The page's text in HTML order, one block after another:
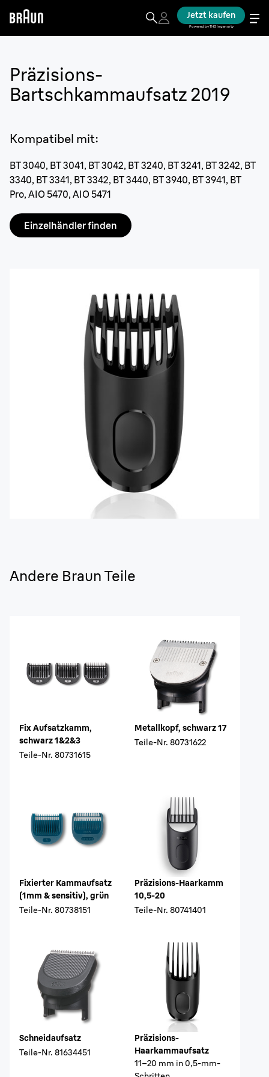
Jetzt kaufen
Powered by THG Ingenuity
Präzisions-
Bartschkammaufsatz 2019
Kompatibel mit:
BT 3040, BT 3041, BT 3042, BT 3240, BT 3241, BT 3242, BT
3340, BT 3341, BT 3342, BT 3440, BT 3940, BT 3941, BT
Pro, AIO 5470, AIO 5471
Einzelhändler finden
Andere Braun Teile
Fix Aufsatzkamm,
schwarz 1&2&3
Teile-Nr. 80731615
Metallkopf, schwarz 17
Teile-Nr. 80731622
Fixierter Kammaufsatz
(1mm & sensitiv), grün
Teile-Nr. 80738151
Präzisions-Haarkamm
10,5-20
Teile-Nr. 80741401
Schneidaufsatz
Teile-Nr. 81634451
Präzisions-
Haarkammaufsatz
11–20 mm in 0,5-mm-